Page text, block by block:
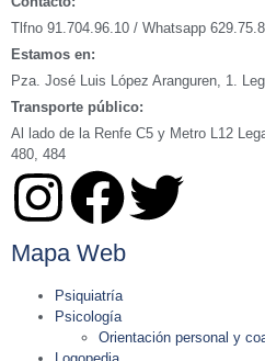
Tlfno 91.704.96.10 / Whatsapp
Estamos en:
Pza. José Luis López Aranguren, 1.
Transporte público:
Al lado de la Renfe C5 y Metro L12
480, 484
Mapa Web
Psiquiatría
Psicología
Orientación personal y